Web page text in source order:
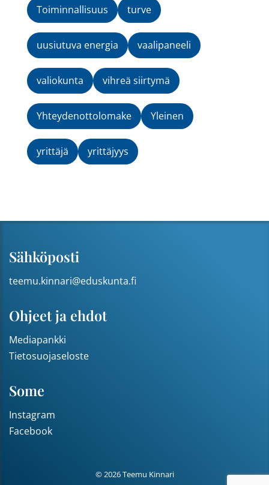
Toiminnallisuus turve
uusiutuva energia vaalipaneeli
valiokunta vihreä siirtymä
Yhteydenottolomake Yleinen
yrittäjä yrittäjyys
Sähköposti
teemu.kinnari@eduskunta.fi
Ohjeet ja ehdot
Mediapankki
Tietosuojaseloste
Some
Instagram
Facebook
© 2026 Teemu Kinnari